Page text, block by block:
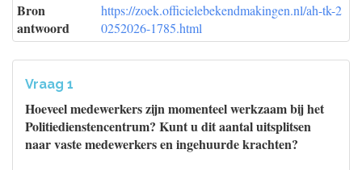
Bron
antwoord
https://zoek.officielebekendmakingen.nl/ah-tk-2
0252026-1785.html
Vraag 1
Hoeveel medewerkers zijn momenteel werkzaam bij het
Politiedienstencentrum? Kunt u dit aantal uitsplitsen
naar vaste medewerkers en ingehuurde krachten?